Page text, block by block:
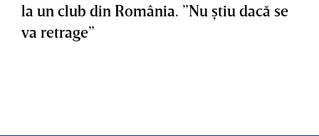
la un club din România. ”Nu ştiu dacă se
va retrage”